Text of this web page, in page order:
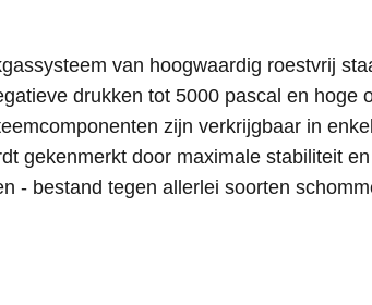
van hoogwaardig roestvrij
drukken tot 5000 pascal en hoge
zijn verkrijgbaar in
gekenmerkt door maximale stabiliteit
- bestand tegen allerlei soorten